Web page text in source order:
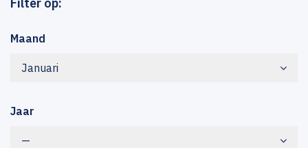
Maand
Januari
Jaar
—